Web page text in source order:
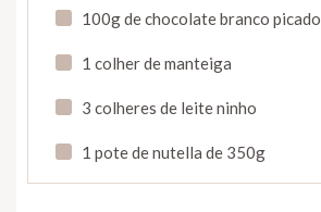
100g de chocolate branco picado
1 colher de manteiga
3 colheres de leite ninho
1 pote de nutella de 350g